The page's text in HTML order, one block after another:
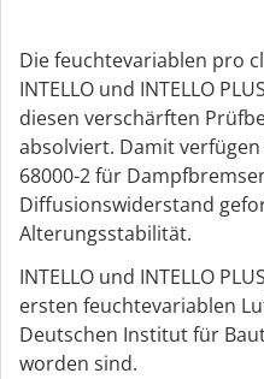
Die feuchtevariablen pro
INTELLO und INTELLO
diesen verschärften
absolviert. Damit
68000-2 für
Diffusionswiderstand
Alterungsstabilität.
INTELLO und INTELLO
ersten feuchtevariablen
Deutschen Institut für
worden sind.